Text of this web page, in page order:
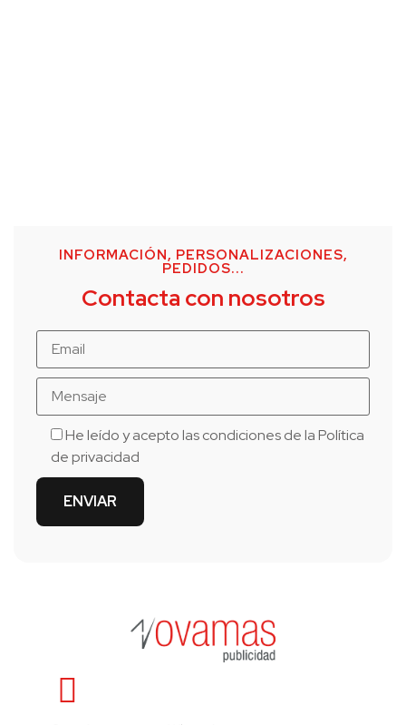
INFORMACIÓN, PERSONALIZACIONES,
PEDIDOS...
Contacta con nosotros
He leído y acepto las condiciones de laPolítica
de privacidad